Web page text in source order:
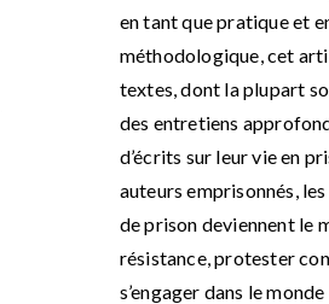
en tant que pratique et
méthodologique, cet
textes, dont la plupart
des entretiens
d’écrits sur leur vie en
auteurs emprisonnés,
de prison deviennent le
résistance, protester
s’engager dans le